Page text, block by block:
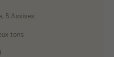
5 Assises
tons